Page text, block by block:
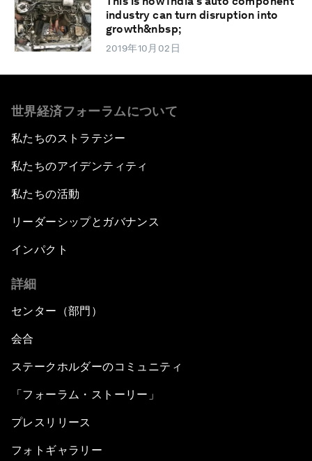
industry can turn disruption into
growth&nbsp;
2019年10月02日
世界経済フォーラムについて
私たちのストラテジー
私たちのアイデンティティ
私たちの活動
リーダーシップとガバナンス
インパクト
詳細
センター（部門）
会合
ステークホルダーのコミュニティ
「フォーラム・ストーリー」
プレスリリース
フォトギャラリー